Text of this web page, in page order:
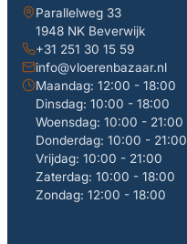
Parallelweg 33
1948 NK Beverwijk
+31 251 30 15 59
info@vloerenbazaar.nl
Maandag: 12:00 - 18:00
Dinsdag: 10:00 - 18:00
Woensdag: 10:00 - 21:00
Donderdag: 10:00 - 21:00
Vrijdag: 10:00 - 21:00
Zaterdag: 10:00 - 18:00
Zondag: 12:00 - 18:00